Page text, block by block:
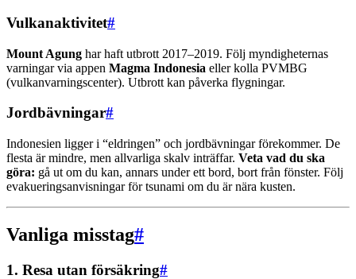
Vulkanaktivitet#
Mount Agung har haft utbrott 2017–2019. Följ myndigheternas
varningar via appen Magma Indonesia eller kolla PVMBG
(vulkanvarningscenter). Utbrott kan påverka flygningar.
Jordbävningar#
Indonesien ligger i “eldringen” och jordbävningar förekommer. De
flesta är mindre, men allvarliga skalv inträffar. Veta vad du ska
göra: gå ut om du kan, annars under ett bord, bort från fönster. Följ
evakueringsanvisningar för tsunami om du är nära kusten.
Vanliga misstag#
1. Resa utan försäkring#